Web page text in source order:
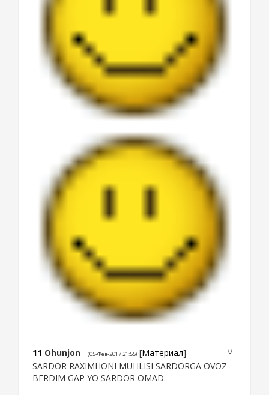
0
11 Ohunjon (05-Фев-2017 21:55) [Материал]
SARDOR RAXIMHONI MUHLISI SARDORGA OVOZ
BERDIM GAP YO SARDOR OMAD